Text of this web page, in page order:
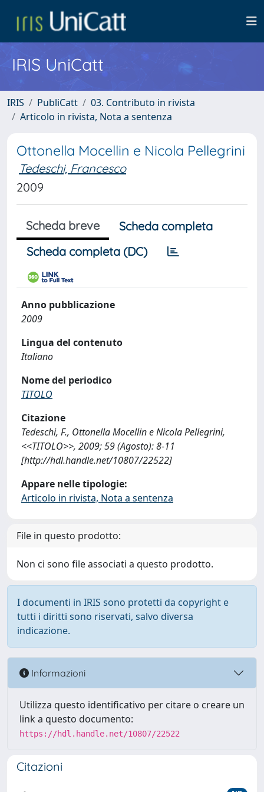
IRIS UniCatt
IRIS PubliCatt
03. Contributo in rivista
Articolo in rivista, Nota a sentenza
Ottonella Mocellin e Nicola Pellegrini
Tedeschi, Francesco
2009
Scheda breve
Scheda completa
Scheda completa (DC)
Anno pubblicazione
2009
Lingua del contenuto
Italiano
Nome del periodico
TITOLO
Citazione
Tedeschi, F., Ottonella Mocellin e Nicola Pellegrini,
<<TITOLO>>, 2009; 59 (Agosto): 8-11
[http://hdl.handle.net/10807/22522]
Appare nelle tipologie:
Articolo in rivista, Nota a sentenza
File in questo prodotto:
Non ci sono file associati a questo prodotto.
I documenti in IRIS sono protetti da copyright e
tutti i diritti sono riservati, salvo diversa
indicazione.
Informazioni
Utilizza questo identificativo per citare o creare un
link a questo documento:
https://hdl.handle.net/10807/22522
Citazioni